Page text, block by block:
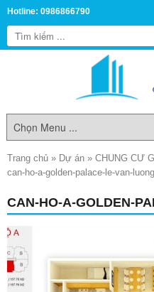
Hotline: 0986866790
Trang chủ » Dự án » CHUNG CƯ
can-ho-a-golden-palace-le-van-luong
CAN-HO-A-GOLDEN-